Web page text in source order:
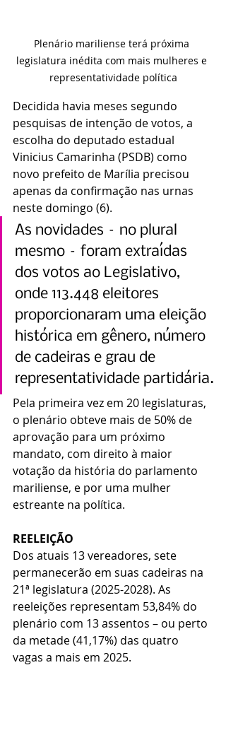
Plenário mariliense terá próxima
legislatura inédita com mais mulheres e
representatividade política
Decidida havia meses segundo
pesquisas de intenção de votos, a
escolha do deputado estadual
Vinicius Camarinha (PSDB) como
novo prefeito de Marília precisou
apenas da confirmação nas urnas
neste domingo (6).
As novidades – no plural
mesmo – foram extraídas
dos votos ao Legislativo,
onde 113.448 eleitores
proporcionaram uma eleição
histórica em gênero, número
de cadeiras e grau de
representatividade partidária.
Pela primeira vez em 20 legislaturas,
o plenário obteve mais de 50% de
aprovação para um próximo
mandato, com direito à maior
votação da história do parlamento
mariliense, e por uma mulher
estreante na política.
REELEIÇÃO
Dos atuais 13 vereadores, sete
permanecerão em suas cadeiras na
21ª legislatura (2025-2028). As
reeleições representam 53,84% do
plenário com 13 assentos – ou perto
da metade (41,17%) das quatro
vagas a mais em 2025.